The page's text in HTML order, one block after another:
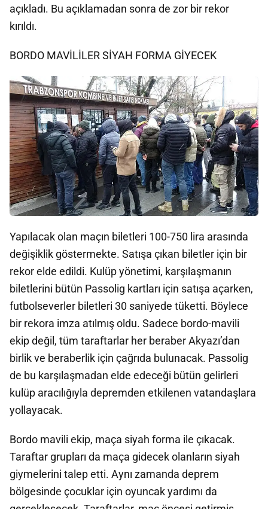
açıkladı. Bu açıklamadan sonra de zor bir rekor
kırıldı.
BORDO MAVİLİLER SİYAH FORMA GİYECEK
Yapılacak olan maçın biletleri 100-750 lira arasında
değişiklik göstermekte. Satışa çıkan biletler için bir
rekor elde edildi. Kulüp yönetimi, karşılaşmanın
biletlerini bütün Passolig kartları için satışa açarken,
futbolseverler biletleri 30 saniyede tüketti. Böylece
bir rekora imza atılmış oldu. Sadece bordo-mavili
ekip değil, tüm taraftarlar her beraber Akyazı’dan
birlik ve beraberlik için çağrıda bulunacak. Passolig
de bu karşılaşmadan elde edeceği bütün gelirleri
kulüp aracılığıyla depremden etkilenen vatandaşlara
yollayacak.
Bordo mavili ekip, maça siyah forma ile çıkacak.
Taraftar grupları da maça gidecek olanların siyah
giymelerini talep etti. Aynı zamanda deprem
bölgesinde çocuklar için oyuncak yardımı da